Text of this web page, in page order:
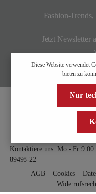
Fashion-
Jetzt Newsletter
Kontaktiere uns: Mo - Fr
89498-22
AGB
Cookies
Diese Website verwendet
bieten zu
Nur